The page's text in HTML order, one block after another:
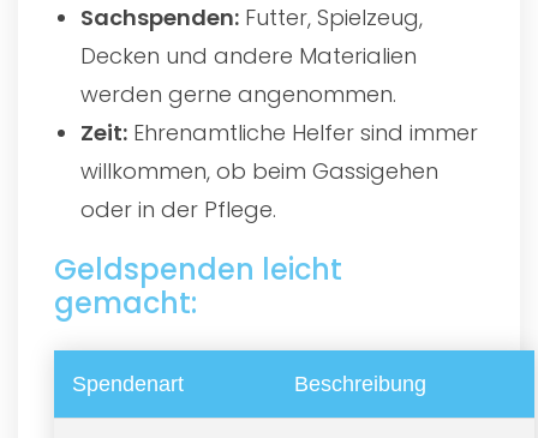
Sachspenden: Futter, Spielzeug,
Decken und andere Materialien
werden gerne angenommen.
Zeit: Ehrenamtliche Helfer sind immer
willkommen, ob beim Gassigehen
oder in der Pflege.
Geldspenden leicht
gemacht:
Spendenart Beschreibung